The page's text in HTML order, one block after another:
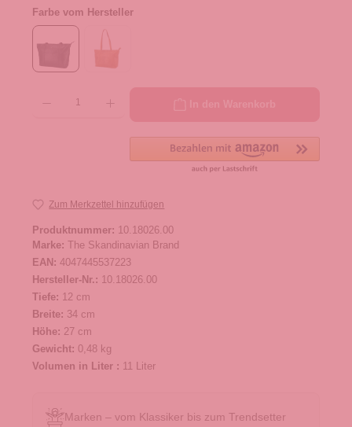
Farbe vom Hersteller
Zum Merkzettel hinzufügen
Produktnummer: 10.18026.00
Marke: The Skandinavian Brand
EAN: 4047445537223
Hersteller-Nr.: 10.18026.00
Tiefe: 12 cm
Breite: 34 cm
Höhe: 27 cm
Gewicht: 0,48 kg
Volumen in Liter : 11 Liter
Marken – vom Klassiker bis zum Trendsetter